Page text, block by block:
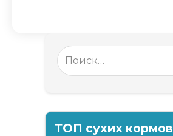
Search
for:
ТОП сухих кормов